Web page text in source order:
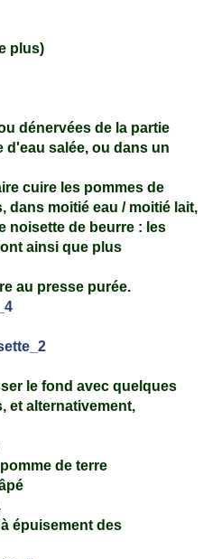
plus)
dénervées de la partie
d'eau salée, ou dans un
cuire les pommes de
dans moitié eau / moitié lait,
noisette de beurre : les
ainsi que plus
au presse purée.
le fond avec quelques
et alternativement,
de terre
épuisement des